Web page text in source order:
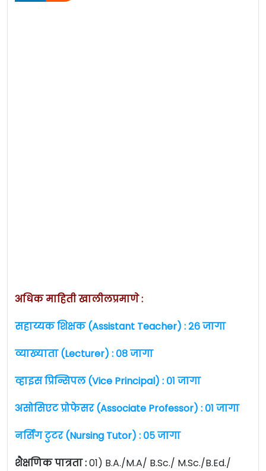
अधिक माहिती खालीलप्रमाणे :
सहाय्यक शिक्षक (Assistant Teacher) : २६ जागा
व्याख्याता (Lecturer) : ०८ जागा
व्हाइस प्रिन्सिपल (Vice Principal) : ०१ जागा
असोसिएट प्रोफेसर (Associate Professor) : ०१ जागा
नर्सिंग टुटर (Nursing Tutor) : ०५ जागा
शैक्षणिक पात्रता :01) B.A./M.A/ B.Sc./ M.Sc./B.Ed./